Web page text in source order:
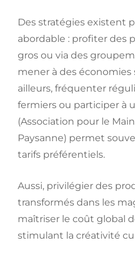
Des stratégies existent
abordable : profiter des
gros ou via des
mener à des économies
ailleurs, fréquenter
fermiers ou participer à
(Association pour le
Paysanne) permet
tarifs préférentiels.
Aussi, privilégier des
transformés dans les
maîtriser le coût global
stimulant la créativité